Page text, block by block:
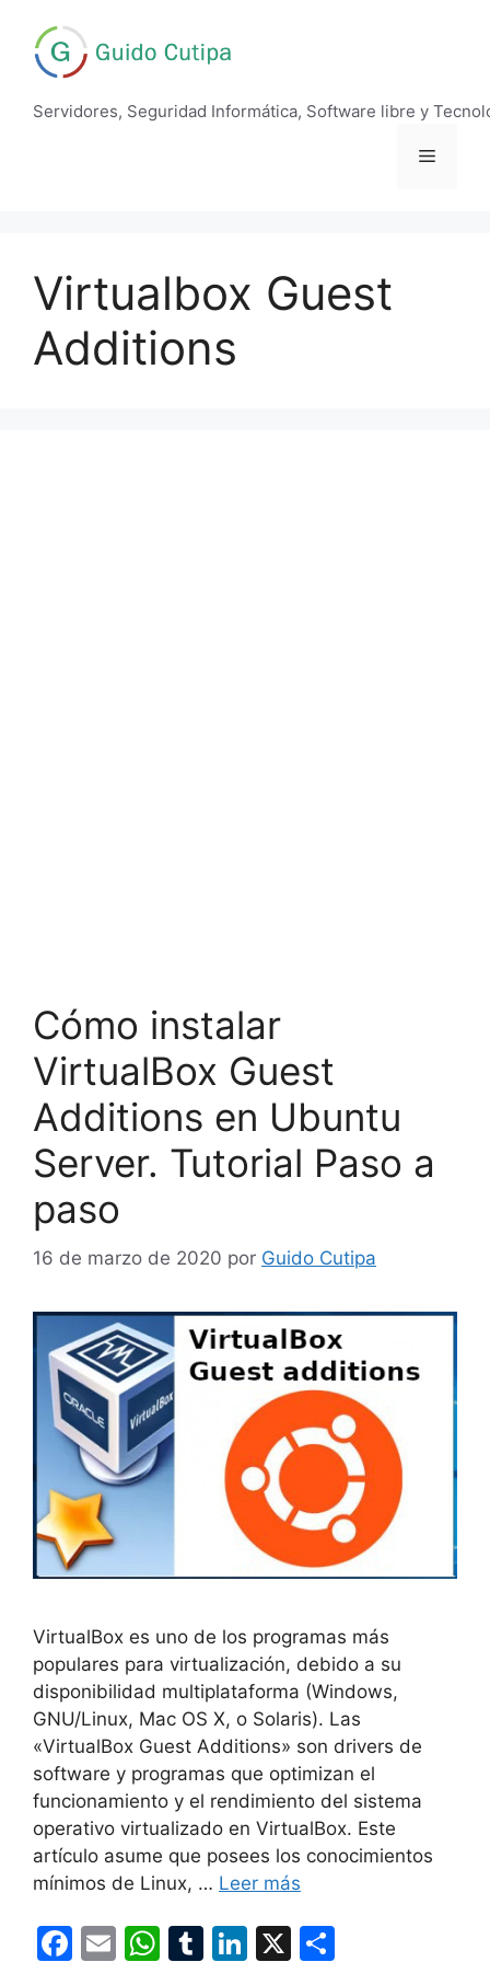
contenido
Servidores, Seguridad Informática, Software libre y
Menú
Virtualbox Guest
Additions
Cómo instalar
VirtualBox Guest
Additions en Ubuntu
Server. Tutorial Paso a
paso
16 de marzo de 2020 por Guido Cutipa
VirtualBox es uno de los programas más
populares para virtualización, debido a su
disponibilidad multiplataforma (Windows,
GNU/Linux, Mac OS X, o Solaris). Las
«VirtualBox Guest Additions» son drivers de
software y programas que optimizan el
funcionamiento y el rendimiento del sistema
operativo virtualizado en VirtualBox. Este
artículo asume que posees los conocimientos
mínimos de Linux, … Leer más
F
E
W T
Li X